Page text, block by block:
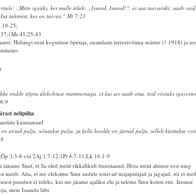
„Mitte igaüks, kes mulle ütleb: „Issand, Issand!“, ei saa taevariiki; saab vaid
Isa tahtmist, kes on taevas.“ Mt 7:21
25;
41:25-43
Helsingi eesti koguduse õpetaja, enamlaste terrorivõimu märter († 1918) ja
endile sõpru ülekohtuse mammonaga, et kui see saab otsa, teid võetaks
nelipüha
kasutamisel
antud palju, nõutakse palju, ja kelle hoolde on jäetud palju, sellelt küsitakse
3:3-8 või 2Aj 1:7-12;1Pt 4:7-11;Lk 16:1-9
täname Sind, et Sa oled meid rikkalikult õnnistanud. Hoia meid ahnuse eest ning
meelt. Aita, et me oleksime Sinu andide ustavad majapidajad ja jagajad, nii et
puudust ei tuleks, kui me jätame ajaliku elu ja tuleme Sinu kohtu ette. Jeesuse
meie Issanda läbi.